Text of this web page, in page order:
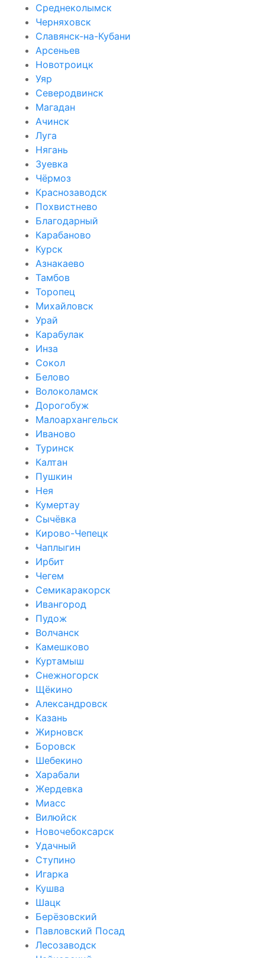
Среднеколымск
Черняховск
Славянск-на-Кубани
Арсеньев
Новотроицк
Уяр
Северодвинск
Магадан
Ачинск
Луга
Нягань
Зуевка
Чёрмоз
Краснозаводск
Похвистнево
Благодарный
Карабаново
Курск
Азнакаево
Тамбов
Торопец
Михайловск
Урай
Карабулак
Инза
Сокол
Белово
Волоколамск
Дорогобуж
Малоархангельск
Иваново
Туринск
Калтан
Пушкин
Нея
Кумертау
Сычёвка
Кирово-Чепецк
Чаплыгин
Ирбит
Чегем
Семикаракорск
Ивангород
Пудож
Волчанск
Камешково
Куртамыш
Снежногорск
Щёкино
Александровск
Казань
Жирновск
Боровск
Шебекино
Харабали
Жердевка
Миасс
Вилюйск
Новочебоксарск
Удачный
Ступино
Игарка
Кушва
Шацк
Берёзовский
Павловский Посад
Лесозаводск